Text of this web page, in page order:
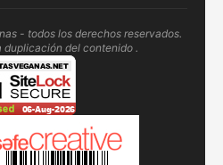
- todos los derechos reservados.
duplicación del contenido .